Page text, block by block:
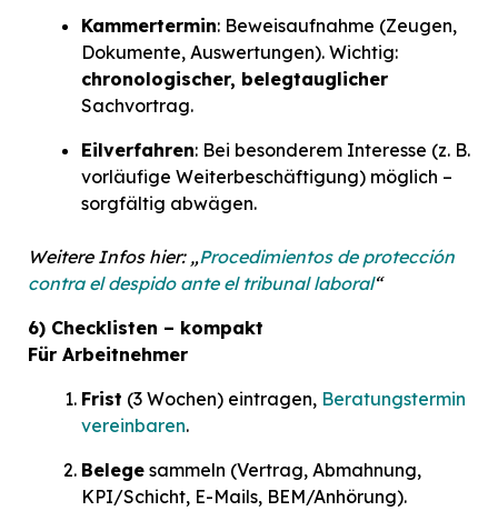
Kammertermin: Beweisaufnahme (Zeugen,
Dokumente, Auswertungen). Wichtig:
chronologischer, belegtauglicher
Sachvortrag.
Eilverfahren: Bei besonderem Interesse (z. B.
vorläufige Weiterbeschäftigung) möglich –
sorgfältig abwägen.
Weitere Infos hier: „Procedimientos de protección
contra el despido ante el tribunal laboral“
6) Checklisten – kompakt
Für Arbeitnehmer
Frist (3 Wochen) eintragen, Beratungstermin
vereinbaren.
Belege sammeln (Vertrag, Abmahnung,
KPI/Schicht, E-Mails, BEM/Anhörung).